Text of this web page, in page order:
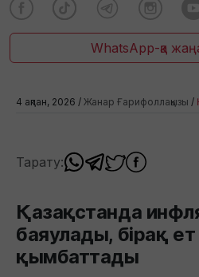
WhatsApp-қа
4 ақпан, 2026 / Жанар Ғарифоллақызы /
Тарату:
Қазақстанда
баяулады, бірақ
қымбаттады